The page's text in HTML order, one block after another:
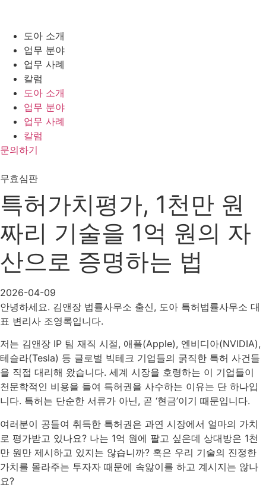
도아 소개
업무 분야
업무 사례
칼럼
도아 소개
업무 분야
업무 사례
칼럼
문의하기
무효심판
특허가치평가, 1천만 원
짜리 기술을 1억 원의 자
산으로 증명하는 법
2026-04-09
안녕하세요. 김앤장 법률사무소 출신, 도아 특허법률사무소 대
표 변리사 조영록입니다.
저는 김앤장 IP 팀 재직 시절, 애플(Apple), 엔비디아(NVIDIA),
테슬라(Tesla) 등 글로벌 빅테크 기업들의 굵직한 특허 사건들
을 직접 대리해 왔습니다. 세계 시장을 호령하는 이 기업들이
천문학적인 비용을 들여 특허권을 사수하는 이유는 단 하나입
니다. 특허는 단순한 서류가 아닌, 곧 ‘현금’이기 때문입니다.
여러분이 공들여 취득한 특허권은 과연 시장에서 얼마의 가치
로 평가받고 있나요? 나는 1억 원에 팔고 싶은데 상대방은 1천
만 원만 제시하고 있지는 않습니까? 혹은 우리 기술의 진정한
가치를 몰라주는 투자자 때문에 속앓이를 하고 계시지는 않나
요?